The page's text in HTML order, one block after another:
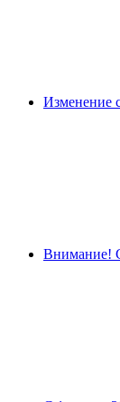
Изменение
Внимание!